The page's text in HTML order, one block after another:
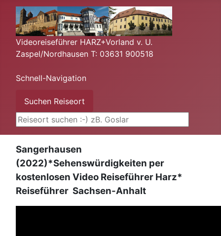
Videoreiseführer HARZ+Vorland v. U.
Zaspel/Nordhausen T: 03631 900518
Schnell-Navigation
Suchen Reiseort
Sangerhausen
(2022)*Sehenswürdigkeiten per
kostenlosen Video Reiseführer Harz*
Reiseführer Sachsen-Anhalt